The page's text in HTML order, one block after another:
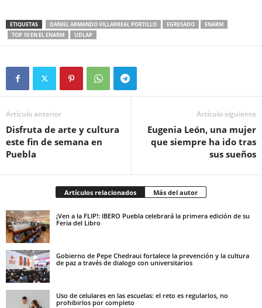
ETIQUETAS DANIEL ARMANDO VILLARREAL PORTILLO EGRESADO
ENARM
TOP 10 EN EL ENARM
UDLAP
Artículo anterior
Disfruta de arte y cultura
este fin de semana en
Puebla
Artículo siguiente
Eugenia León, una mujer
que siempre ha ido tras
sus sueños
Artículos relacionados Más del autor
¡Ven a la FLIP!: IBERO Puebla celebrará la primera edición de su
Feria del Libro
Gobierno de Pepe Chedraui fortalece la prevención y la cultura
de paz a través de dialogo con universitarios
Uso de celulares en las escuelas: el reto es regularlos, no
prohibirlos por completo